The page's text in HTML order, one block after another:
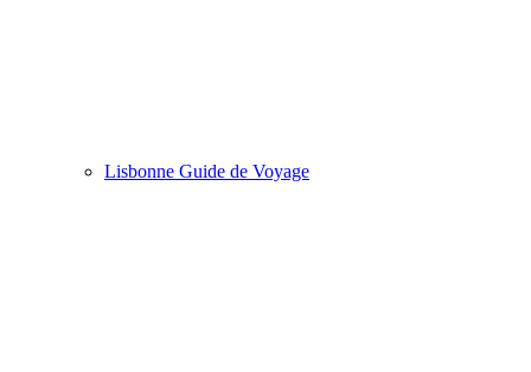
Lisbonne Guide de Voyage